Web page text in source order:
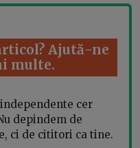
Ajută-ne
multe.
cer
depindem de
ci de cititori ca tine.